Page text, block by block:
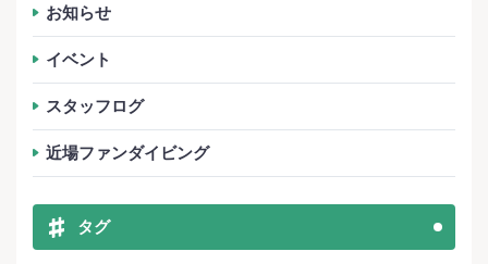
お知らせ
イベント
スタッフログ
近場ファンダイビング
タグ